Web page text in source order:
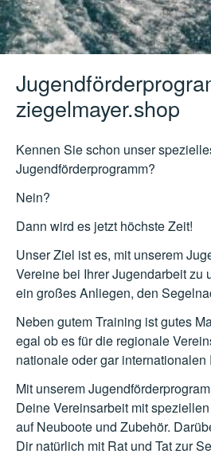
ziegelmayer.shop
Kennen Sie schon unser
Jugendförderprogramm?
Nein?
Dann wird es jetzt höchste Zeit!
Unser Ziel ist es, mit unserem
Vereine bei Ihrer Jugendarbeit zu
ein großes Anliegen, den
Neben gutem Training ist gutes
egal ob es für die regionale
nationale oder gar internationalen
Mit unserem
Deine Vereinsarbeit mit
auf Neuboote und Zubehör.
Dir natürlich mit Rat und Tat zur